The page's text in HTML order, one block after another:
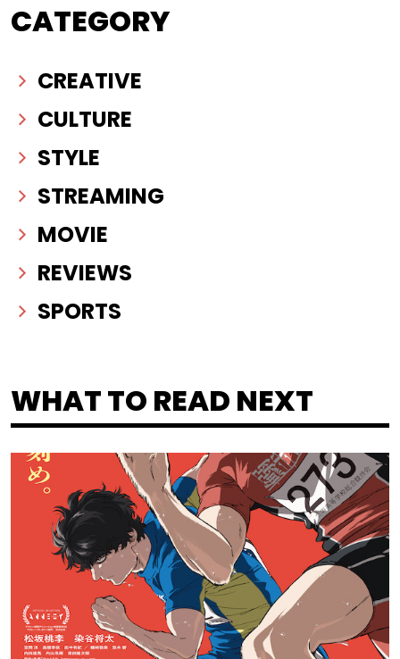
CATEGORY
CREATIVE
CULTURE
STYLE
STREAMING
MOVIE
REVIEWS
SPORTS
WHAT TO READ NEXT